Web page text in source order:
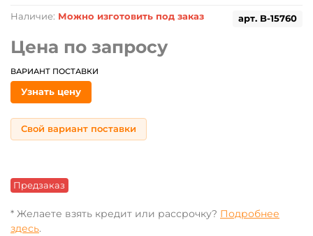
арт. B-15760
Наличие: Можно изготовить под заказ
Предзаказ
Цена по запросу
ВАРИАНТ ПОСТАВКИ
Узнать цену
Свой вариант поставки
* Желаете взять кредит или рассрочку? Подробнее
здесь.